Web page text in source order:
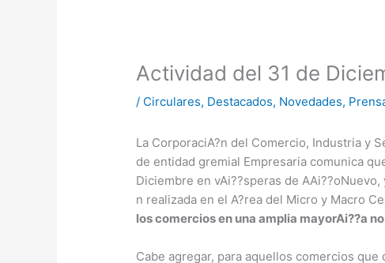
Actividad del 31 de
/ Circulares, Destacados, Novedades,
La CorporaciA?n del Comercio, Industria y
de entidad gremial Empresaria comunica
Diciembre en vAi??speras de
n realizada en el A?rea del Micro y Macro
los comercios en una amplia mayorAi??a
Cabe agregar, para aquellos comercios